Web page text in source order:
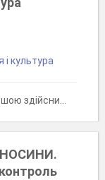
культура
політ людини в космос?